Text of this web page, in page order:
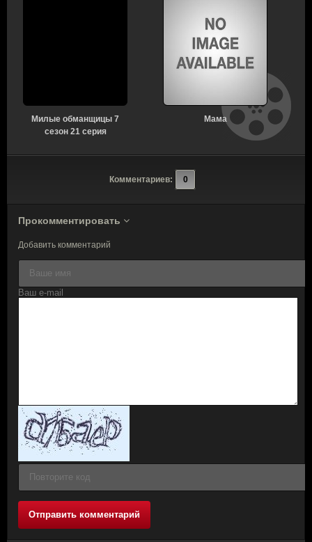
Милые обманщицы 7
сезон 21 серия
Мама
Комментариев: 0
Прокомментировать
Добавить комментарий
Отправить комментарий